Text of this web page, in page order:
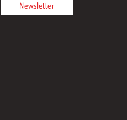
Newsletter